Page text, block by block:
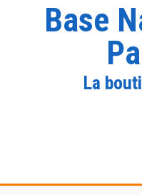
Base
La